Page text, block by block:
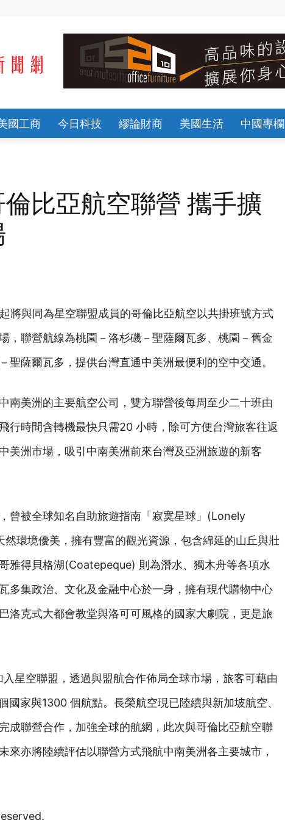
國工商 今日科技 繆論財商 美國生活 中國專欄
比亞航空聯營 攜手擴
將與同為星空聯盟成員的哥倫比亞航空以共掛班號方式
，聯營航線為桃園－洛杉磯－聖薩爾瓦多、桃園－舊金
聖薩爾瓦多，提供台灣直通中美洲最便利的空中交通。
南美洲的主要航空公司，雙方聯營後每周至少二十班由
行時間含轉機最快只需20 小時，除可方便台灣旅客往返
美洲市場，吸引中南美洲前來台灣及亞洲旅遊的新客
曾被全球知名自助旅遊指南「寂寞星球」(Lonely
環境優美，擁有豐富的觀光資源，包含綿延的山丘與壯
雅得貝格湖(Coatepeque) 則為潛水、獨木舟等各項水
多集政治、文化及金融中心於一身，擁有現代購物中心
洛克式大都會教堂與洛可可風格的國家大劇院，更是旅
星空聯盟，透過與盟航合作佈局全球市場，旅客可藉由
國家與1300 個航點。長榮航空現已陸續與新加坡航空、
成聯營合作，加強全球的航網，此次與哥倫比亞航空聯
來亦將陸續評估以聯營方式飛航中南美洲各主要城市，